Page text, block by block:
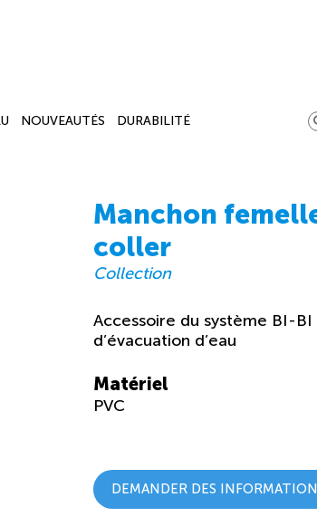
NOUVEAUTÉS DURABILITÉ
Manchon
coller
Collection
Accessoire du système BI-
d’évacuation d’eau
Matériel
PVC
DEMANDER DES